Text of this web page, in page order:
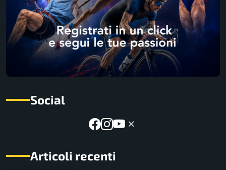
Social
Articoli recenti